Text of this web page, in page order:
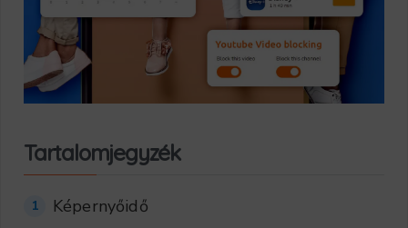
Tartalomjegyzék
1 Képernyőidő